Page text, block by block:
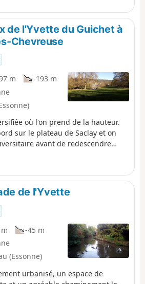
Paris-Sud.
de l'Yvette du Guichet à
Chevreuse
m
-193 m
où l'on prend de la hauteur.
sur le plateau de Saclay et on
avant de redescendre
l'autre rive et on traverse d'Est en
sur-Yvette. Après un tronçon
les champs avant de
Saint-Rémy-lès-Chevreuse.
de l'Yvette
-45 m
(Essonne)
urbanisé, un espace de